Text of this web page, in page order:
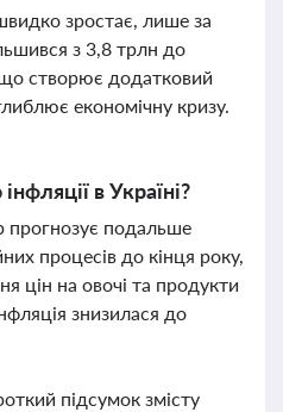
зростає, лише за
з 3,8 трлн до
створює додатковий
економічну кризу.
в Україні?
прогнозує подальше
процесів до кінця року,
цін на овочі та продукти
знизилася до
підсумок змісту